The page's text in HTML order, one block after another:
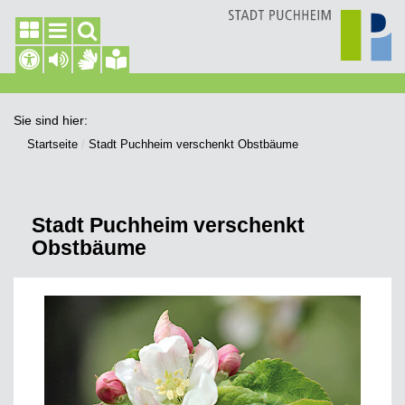
Sie sind hier:
Startseite Stadt Puchheim verschenkt Obstbäume
Stadt Puchheim verschenkt
Obstbäume